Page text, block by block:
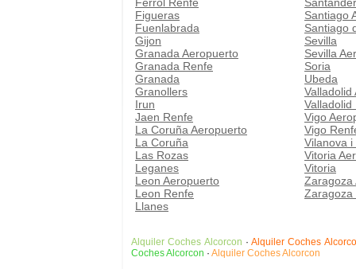
Figueras
Fuenlabrada
Gijon
Granada Aeropuerto
Granada Renfe
Granada
Granollers
Irun
Jaen Renfe
La Coruña Aeropuerto
La Coruña
Las Rozas
Leganes
Leon Aeropuerto
Leon Renfe
Llanes
Santiago
Santiago
Sevilla
Sevilla
Soria
Ubeda
Valladolid
Valladolid
Vigo
Vigo
Vilanova
Vitoria
Vitoria
Zaragoza
Zaragoza
Alquiler Coches Alcorcon · Alquiler Coches
Coches Alcorcon · Alquiler Coches Alcorcon